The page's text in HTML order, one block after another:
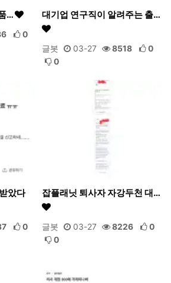
…
0
대기업 연구직이 알려주는 출…
글봇 03-27 8518
0
0
았다
0
잡플래닛 퇴사자 자강두천 대…
글봇 03-27 8226
0
0